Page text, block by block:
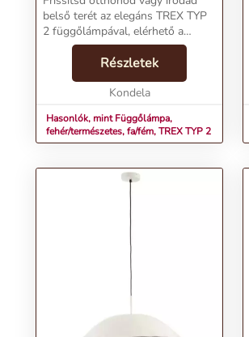
belső terét az elegáns TREX TYP
2 függőlámpával, elérhető a
Kondela
webáruházban.Termékjellemzők:Név:
Függőlámpa, fehér/természetes,
fa/fém, TREX TYP 2Ár: 16500
Részletek
Kondela
Hasonlók, mint Függőlámpa,
fehér/természetes, fa/fém, TREX TYP 2